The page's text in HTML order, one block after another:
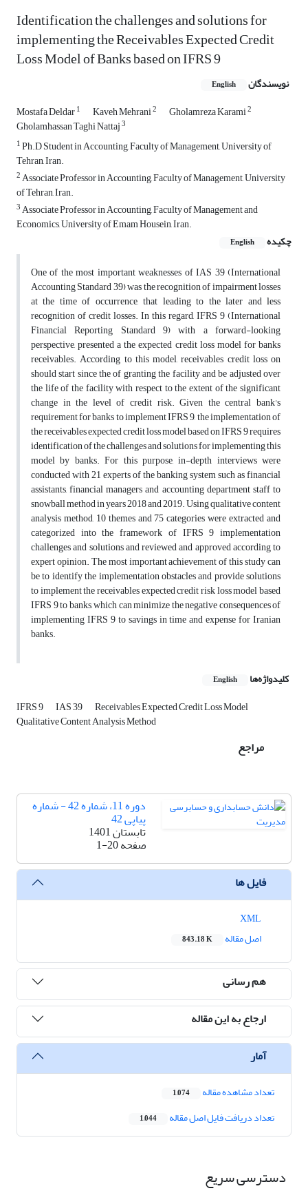
Identification the challenges and solutions for
implementing the Receivables Expected Credit
Loss Model of Banks based on IFRS 9
نویسندگان English
Mostafa Deldar1 Kaveh Mehrani2 Gholamreza Karami2
Gholamhassan Taghi Nattaj3
1Ph.D Student in Accounting, Faculty of Management, University of
Tehran, Iran.
2Associate Professor in Accounting, Faculty of Management, University
of Tehran, Iran.
3Associate Professor in Accounting, Faculty of Management and
Economics, University of Emam Housein, Iran.
چکیده
English
One of the most important weaknesses of IAS 39 (International
Accounting Standard 39) was the recognition of impairment losses
at the time of occurrence, that leading to the later and less
recognition of credit losses. In this regard, IFRS 9 (International
Financial Reporting Standard 9) with a forward-looking
perspective, presented a the expected credit loss model for banks
receivables. According to this model, receivables credit loss on
should start since the of granting the facility and be adjusted over
the life of the facility with respect to the extent of the significant
change in the level of credit risk. Given the central bank's
requirement for banks to implement IFRS 9, the implementation of
the receivables expected credit loss model based on IFRS 9 requires
identification of the challenges and solutions for implementing this
model by banks. For this purpose, in-depth interviews were
conducted with 21 experts of the banking system such as financial
assistants, financial managers and accounting department staff to
snowball method in years 2018 and 2019. Using qualitative content
analysis method, 10 themes and 75 categories were extracted and
categorized into the framework of IFRS 9 implementation
challenges and solutions and reviewed and approved according to
expert opinion. The most important achievement of this study can
be to identify the implementation obstacles and provide solutions
to implement the receivables expected credit risk loss model based
IFRS 9 to banks, which can minimize the negative consequences of
implementing IFRS 9 to savings in time and expense for Iranian
banks.
کلیدواژه‌ها English
IFRS 9 IAS 39 Receivables Expected Credit Loss Model
Qualitative Content Analysis Method
مراجع
دوره 11، شماره 42 - شماره
پیاپی 42
تابستان 1401
صفحه1-20
فایل ها
اصل مقاله
843.18 K
هم رسانی
ارجاع به این مقاله
آمار
تعداد مشاهده مقاله 1,074
تعداد دریافت فایل اصل مقاله 1,044
دسترسی سریع